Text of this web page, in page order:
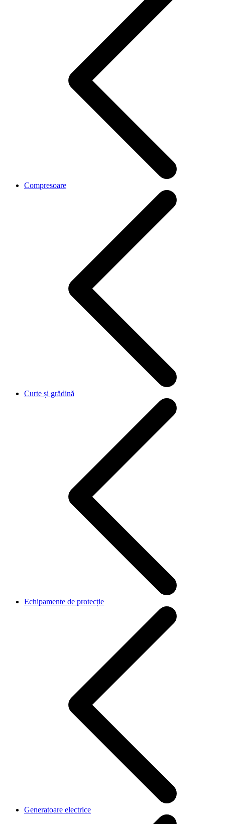
Compresoare
Curte și grădină
Echipamente de protecție
Generatoare electrice